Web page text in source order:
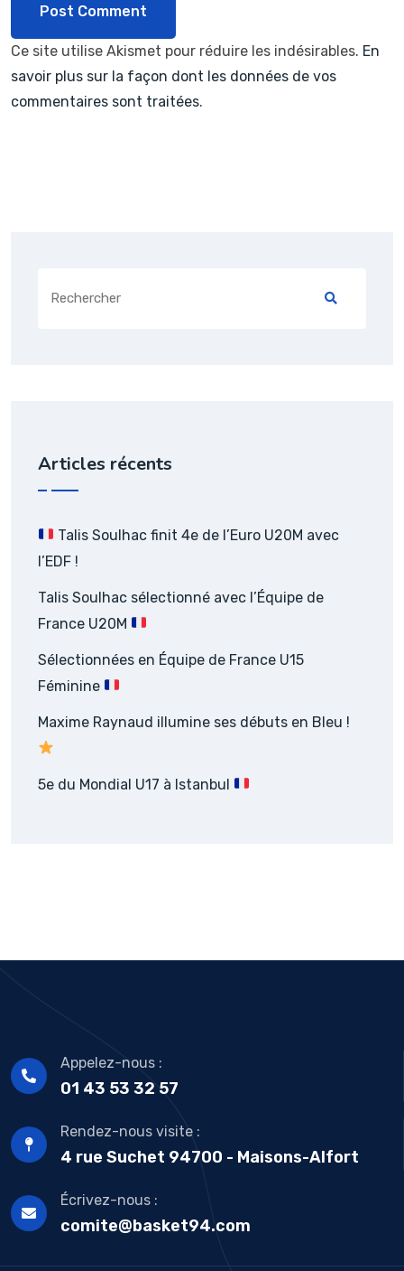
Ce site utilise Akismet pour réduire les indésirables. En
savoir plus sur la façon dont les données de vos
commentaires sont traitées.
for:
Articles récents
Talis Soulhac finit 4e de l’Euro U20M avec
l’EDF !
Talis Soulhac sélectionné avec l’Équipe de
France U20M
Sélectionnées en Équipe de France U15
Féminine
Maxime Raynaud illumine ses débuts en Bleu !
5e du Mondial U17 à Istanbul
Appelez-nous :
01 43 53 32 57
Rendez-nous visite :
4 rue Suchet 94700 - Maisons-Alfort
Écrivez-nous :
comite@basket94.com